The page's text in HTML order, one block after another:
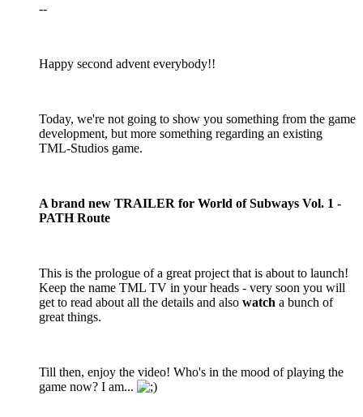
--
Happy second advent everybody!!
Today, we're not going to show you something from the game
development, but more something regarding an existing
TML-Studios game.
A brand new TRAILER for World of Subways Vol. 1 -
PATH Route
This is the prologue of a great project that is about to launch!
Keep the name TML TV in your heads - very soon you will
get to read about all the details and also watch a bunch of
great things.
Till then, enjoy the video! Who's in the mood of playing the
game now? I am...